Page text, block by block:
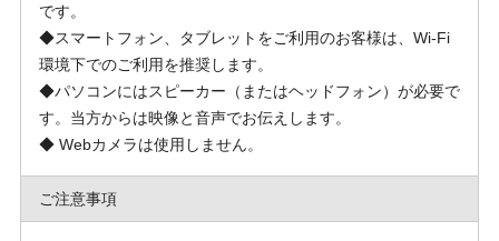
です。
◆スマートフォン、タブレットをご利用のお客様は、Wi-Fi
環境下でのご利用を推奨します。
◆パソコンにはスピーカー（またはヘッドフォン）が必要で
す。当方からは映像と音声でお伝えします。
◆ Webカメラは使用しません。
ご注意事項